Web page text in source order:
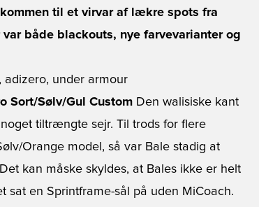
til et virvar af lækre spots fra
både blackouts, nye farvevarianter og
Sort/Sølv/Gul Custom Den walisiske kant
tiltrængte sejr. Til trods for flere
Orange model, så var Bale stadig at
kan måske skyldes, at Bales ikke er helt
sat en Sprintframe-sål på uden MiCoach.